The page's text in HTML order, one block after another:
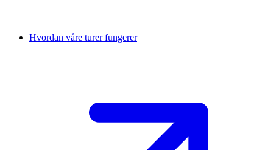
Hvordan våre turer fungerer